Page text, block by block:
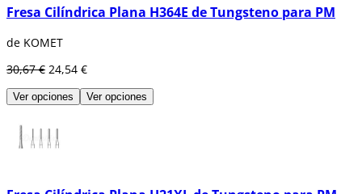
Fresa Cilíndrica Plana H364E de Tungsteno para PM
de KOMET
30,67 € 24,54 €
Ver opciones Ver opciones